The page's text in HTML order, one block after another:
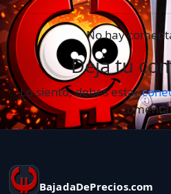
No hay
Deja tu
Lo siento, debes estar
BajadaDePrecios.com